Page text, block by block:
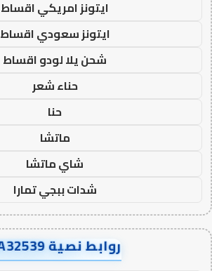
ايتونز امريكي اقساط
ايتونز سعودي اقساط
شحن يلا لودو اقساط
حناء شعر
حنا
ماتشا
شاي ماتشا
شدات ببجي تمارا
روابط نصية AA32539